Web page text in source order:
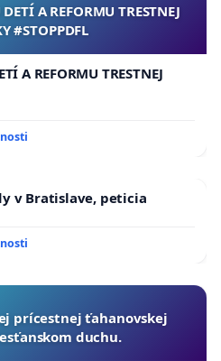
A REFORMU TRESTNEJ
#STOPPDFL
A REFORMU TRESTNEJ
v Bratislave, peticia
prícestnej ťahanovskej
duchu.